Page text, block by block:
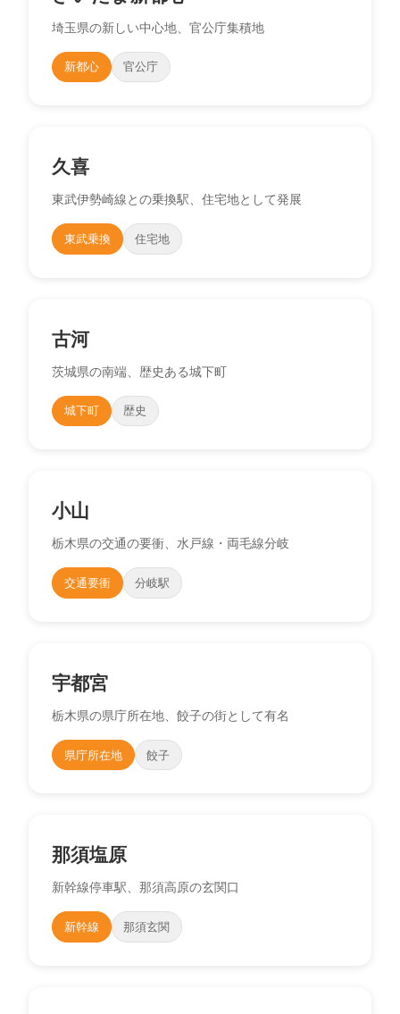
埼玉県の新しい中心地、官公庁集積地
新都心 官公庁
久喜
東武伊勢崎線との乗換駅、住宅地として発展
東武乗換 住宅地
古河
茨城県の南端、歴史ある城下町
城下町 歴史
小山
栃木県の交通の要衝、水戸線・両毛線分岐
交通要衝 分岐駅
宇都宮
栃木県の県庁所在地、餃子の街として有名
県庁所在地 餃子
那須塩原
新幹線停車駅、那須高原の玄関口
新幹線 那須玄関